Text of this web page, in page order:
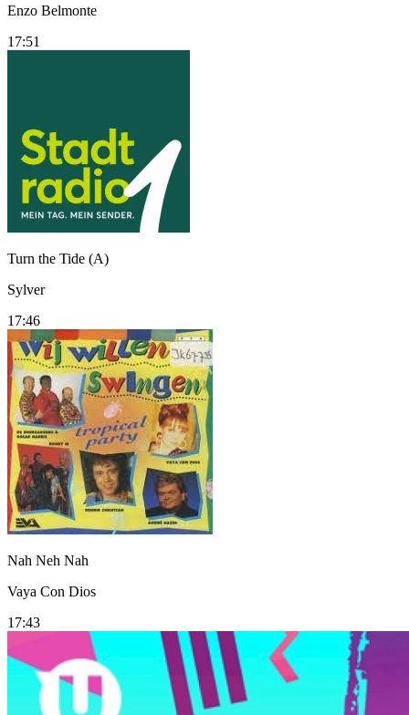
Enzo Belmonte
17:51
Turn the Tide (A)
Sylver
17:46
Nah Neh Nah
Vaya Con Dios
17:43